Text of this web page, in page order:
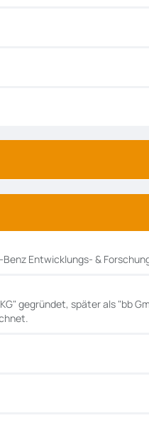
Entwicklungs- &
gegründet, später als "bb